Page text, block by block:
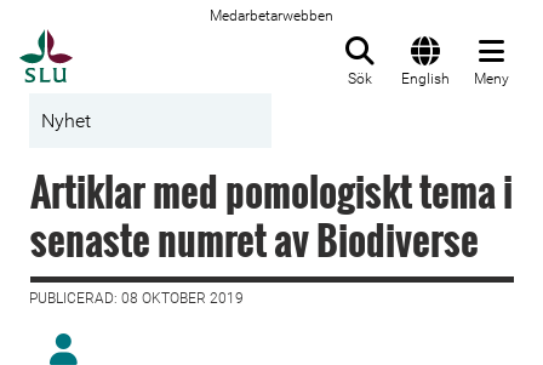
Medarbetarwebben
Sök English Meny
Nyhet
Artiklar med pomologiskt tema i
senaste numret av Biodiverse
PUBLICERAD: 08 OKTOBER 2019